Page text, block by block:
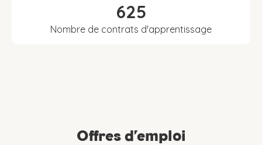
625
Nombre de contrats d'apprentissage
Offres d’emploi